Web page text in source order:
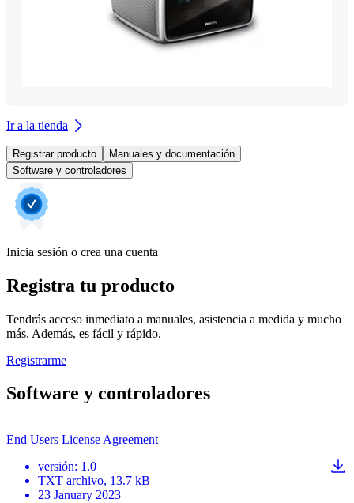
Ir a la tienda
Registrar producto
Manuales y documentación
Software y controladores
Inicia sesión o crea una cuenta
Registra tu producto
Tendrás acceso inmediato a manuales, asistencia a medida y mucho
más. Además, es fácil y rápido.
Registrarme
Software y controladores
End Users License Agreement
versión: 1.0
TXT archivo, 13.7 kB
23 January 2023